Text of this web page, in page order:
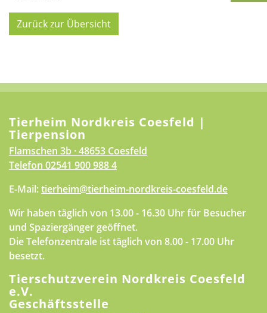
Zurück zur Übersicht
Tierheim Nordkreis Coesfeld |
Tierpension
Flamschen 3b · 48653 Coesfeld
Telefon 02541 900 988 4
E-Mail:tierheim@tierheim-nordkreis-coesfeld.de
Wir haben täglich von 13.00 - 16.30 Uhr für Besucher
und Spaziergänger geöffnet.
Die Telefonzentrale ist täglich von 8.00 - 17.00 Uhr
besetzt.
Tierschutzverein Nordkreis Coesfeld
e.V.
Geschäftsstelle